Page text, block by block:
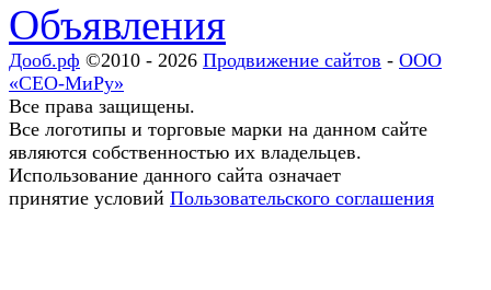
Объявления
Дооб.рф ©2010 - 2026 Продвижение сайтов - ООО
«СЕО-МиРу»
Все права защищены.
Все логотипы и торговые марки на данном сайте
являются собственностью их владельцев.
Использование данного сайта означает
принятие условий Пользовательского соглашения